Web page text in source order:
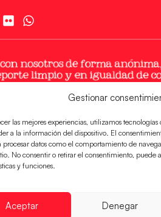
Gestionar
las mejores experiencias, utilizamos
a la información del dispositivo. El
procesar datos como el comportamiento de
No consentir o retirar el consentimiento, puede
y funciones.
Aceptar Denegar